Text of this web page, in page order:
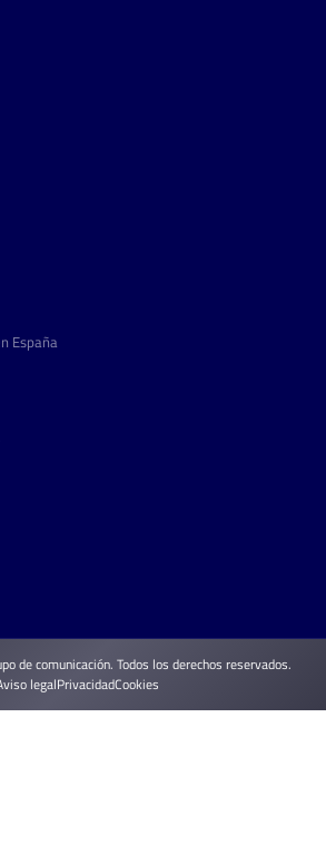
España
de comunicación. Todos los derechos reservados.
legalPrivacidadCookies